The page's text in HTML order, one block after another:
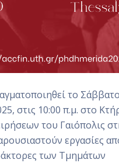
το
στις 10:00 π.μ. στο
του Γαιόπολις
εργασίες
των Τμημάτων